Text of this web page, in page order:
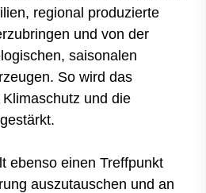
regional produzierte
und von der
saisonalen
So wird das
und die
ebenso einen Treffpunkt
auszutauschen und an